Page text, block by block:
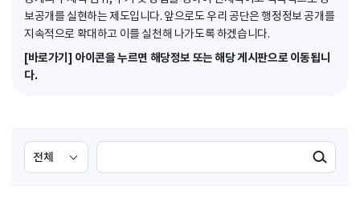
보공개를 실현하는 제도입니다. 앞으로도 우리 공단은 행정정보 공개를
지속적으로 확대하고 이를 실천해 나가도록 하겠습니다.
[바로가기] 아이콘을 누르면 해당정보 또는 해당 게시판으로 이동됩니
다.
검
색
색
검색실행